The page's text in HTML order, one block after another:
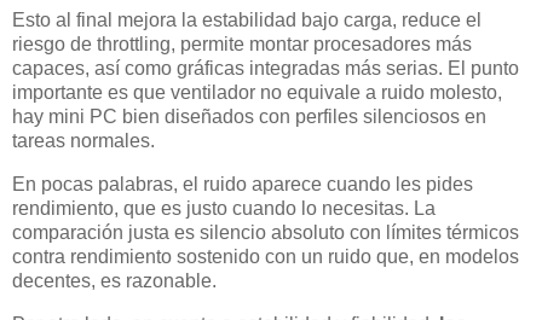
Esto al final mejora la estabilidad bajo carga, reduce el
riesgo de throttling, permite montar procesadores más
capaces, así como gráficas integradas más serias. El punto
importante es que ventilador no equivale a ruido molesto,
hay mini PC bien diseñados con perfiles silenciosos en
tareas normales.
En pocas palabras, el ruido aparece cuando les pides
rendimiento, que es justo cuando lo necesitas. La
comparación justa es silencio absoluto con límites térmicos
contra rendimiento sostenido con un ruido que, en modelos
decentes, es razonable.